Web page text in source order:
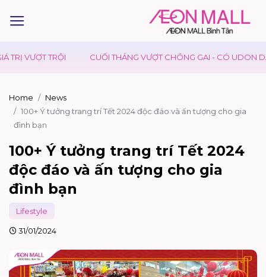
CUỐI THÁNG VƯỢT CHÔNG GAI - CÓ UDON DAY TIẾP SỨC
Home
News
100+ Ý tưởng trang trí Tết 2024 độc đáo và ấn tượng cho gia
đình bạn
100+ Ý tưởng trang trí Tết 2024
độc đáo và ấn tượng cho gia
đình bạn
Lifestyle
31/01/2024